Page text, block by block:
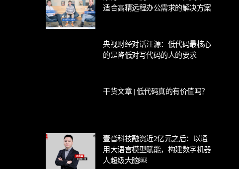
适合高精远程办公需求的解决方案
央视财经对话汪源：低代码最核心
的是降低对写代码的人的要求
干货文章 | 低代码真的有价值吗？
壹沓科技融资近2亿元之后：以通
用大语言模型赋能，构建数字机器
人超级大脑￼